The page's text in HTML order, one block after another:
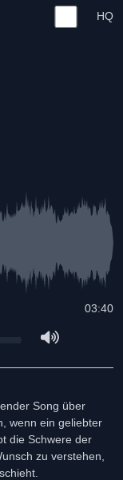
HQ
03:40
Song über
wenn ein geliebter
die Schwere der
zu verstehen,